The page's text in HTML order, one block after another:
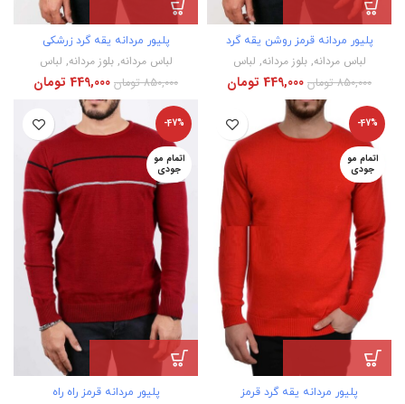
پلیور مردانه قرمز روشن یقه گرد
لباس مردانه,بلوز مردانه, لباس
850,000 تومان 449,000 تومان
پلیور مردانه یقه گرد زرشکی
لباس مردانه,بلوز مردانه, لباس
850,000 تومان 449,000 تومان
-47%
اتمام مو
جودی
پلیور مردانه یقه گرد قرمز
-47%
اتمام مو
جودی
پلیور مردانه قرمز راه راه